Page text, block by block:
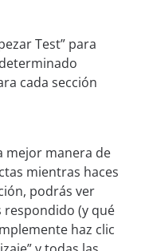
Test” para
cada sección
mejor manera de
mientras haces
podrás ver
respondido (y qué
haz clic